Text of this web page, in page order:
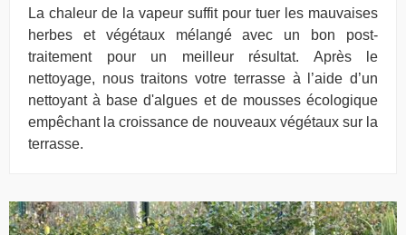
La chaleur de la vapeur suffit pour tuer les mauvaises
herbes et végétaux mélangé avec un bon post-
traitement pour un meilleur résultat. Après le
nettoyage, nous traitons votre terrasse à l’aide d’un
nettoyant à base d'algues et de mousses écologique
empêchant la croissance de nouveaux végétaux sur la
terrasse.